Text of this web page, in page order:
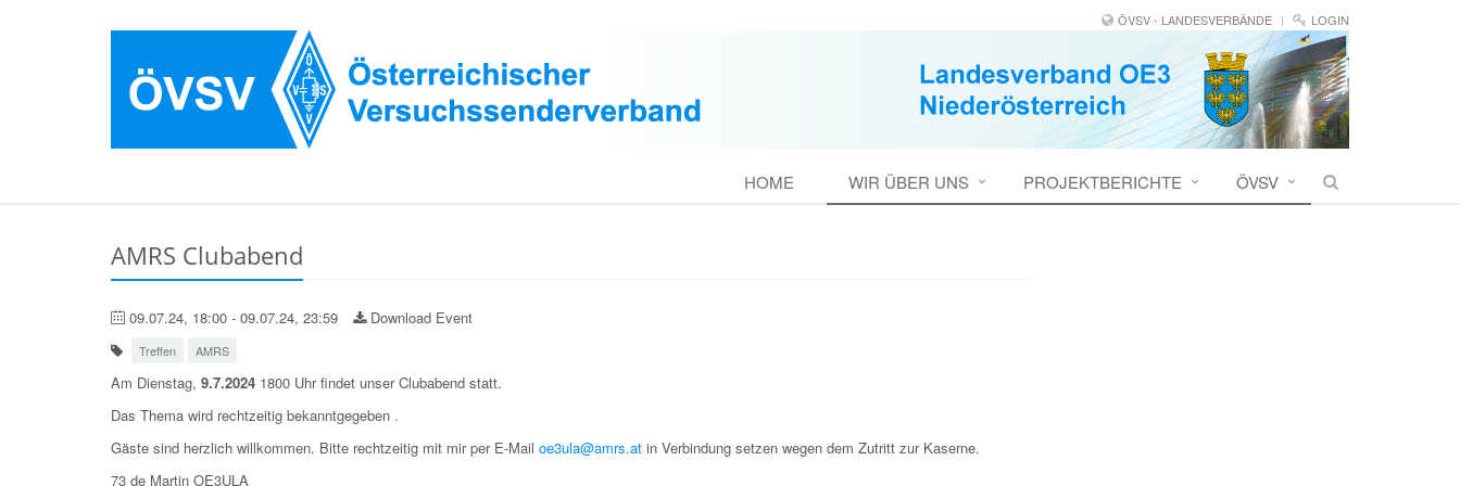
ÖVSV - LANDESVERBÄNDE LOGIN
HOME WIR ÜBER UNS PROJEKTBERICHTE ÖVSV
AMRS Clubabend
09.07.24, 18:00 - 09.07.24, 23:59 Download Event
Treffen AMRS
Am Dienstag, 9.7.2024 1800 Uhr findet unser Clubabend statt.
Das Thema wird rechtzeitig bekanntgegeben .
Gäste sind herzlich willkommen. Bitte rechtzeitig mit mir per E-Mail oe3ula@amrs.at in Verbindung setzen wegen dem Zutritt zur Kaserne.
73 de Martin OE3ULA